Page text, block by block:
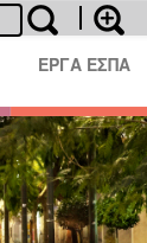
ΕΡΓΑ ΕΣΠΑ